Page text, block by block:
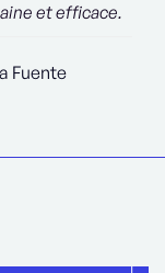
et efficace.
Fuente